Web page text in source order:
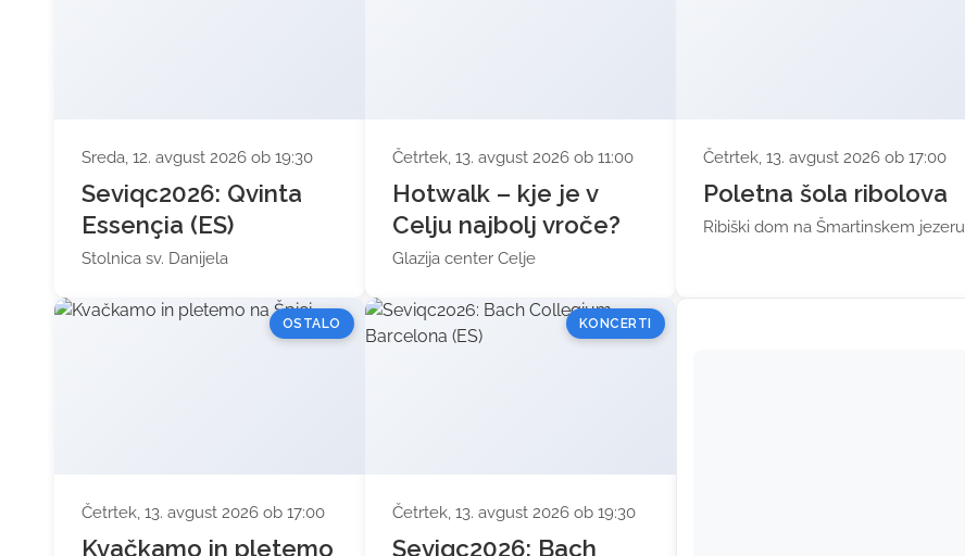
Sreda, 12. avgust 2026 ob 19:30
Seviqc2026: Qvinta
Essençia (ES)
Stolnica sv. Danijela
Četrtek, 13. avgust 2026 ob 11:00
Hotwalk – kje je v
Celju najbolj vroče?
Glazija center Celje
Četrtek, 13. avgust 2026 ob 17:00
Poletna šola ribolova
Ribiški dom na Šmartinskem jezeru
OSTALO
Četrtek, 13. avgust 2026 ob 17:00
Kvačkamo in pletemo
KONCERTI
Četrtek, 13. avgust 2026 ob 19:30
Seviqc2026: Bach